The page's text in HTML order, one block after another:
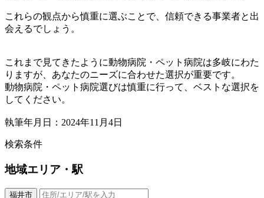
これらの観点から慎重に選ぶことで、信頼できる事業者と出
会えるでしょう。
これまで見てきたように動物病院・ペット病院は多岐にわた
りますが、あなたのニーズに合わせた選択が重要です。
動物病院・ペット病院選びは慎重に行って、ベストな選択を
してください。
執筆年月日：2024年11月4日
検索条件
地域エリア・駅
福井市